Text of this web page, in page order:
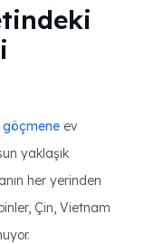
göçmene ev
yaklaşık
her yerinden
Çin, Vietnam